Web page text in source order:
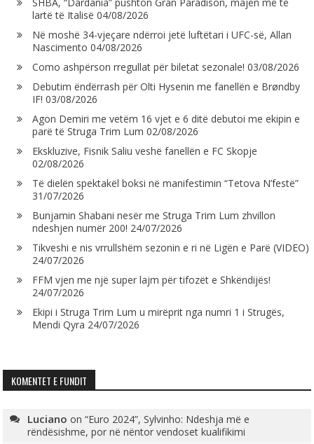
lartë të Italisë 04/08/2026
Në moshë 34-vjeçare ndërroi jetë luftëtari i UFC-së, Allan
Nascimento 04/08/2026
Como ashpërson rregullat për biletat sezonale! 03/08/2026
Debutim ëndërrash për Olti Hysenin me fanellën e Brøndby
IF! 03/08/2026
Agon Demiri me vetëm 16 vjet e 6 ditë debutoi me ekipin e
parë të Struga Trim Lum 02/08/2026
Ekskluzive, Fisnik Saliu veshë fanellën e FC Skopje
02/08/2026
Të dielën spektakël boksi në manifestimin “Tetova N’festë”
31/07/2026
Bunjamin Shabani nesër me Struga Trim Lum zhvillon
ndeshjen numër 200! 24/07/2026
Tikveshi e nis vrrullshëm sezonin e ri në Ligën e Parë (VIDEO)
24/07/2026
FFM vjen me një super lajm për tifozët e Shkëndijës!
24/07/2026
Ekipi i Struga Trim Lum u mirëprit nga numri 1 i Strugës,
Mendi Qyra 24/07/2026
KOMENTET E FUNDIT
Luciano on“Euro 2024”, Sylvinho: Ndeshja më e
rëndësishme, por në nëntor vendoset kualifikimi